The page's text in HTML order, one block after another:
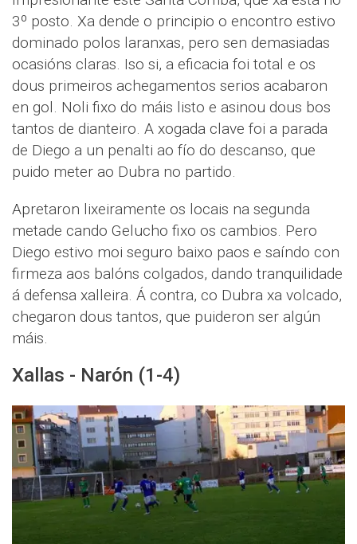
3º posto. Xa dende o principio o encontro estivo
dominado polos laranxas, pero sen demasiadas
ocasións claras. Iso si, a eficacia foi total e os
dous primeiros achegamentos serios acabaron
en gol. Noli fixo do máis listo e asinou dous bos
tantos de dianteiro. A xogada clave foi a parada
de Diego a un penalti ao fío do descanso, que
puido meter ao Dubra no partido.
Apretaron lixeiramente os locais na segunda
metade cando Gelucho fixo os cambios. Pero
Diego estivo moi seguro baixo paos e saíndo con
firmeza aos balóns colgados, dando tranquilidade
á defensa xalleira. Á contra, co Dubra xa volcado,
chegaron dous tantos, que puideron ser algún
máis.
Xallas - Narón (1-4)